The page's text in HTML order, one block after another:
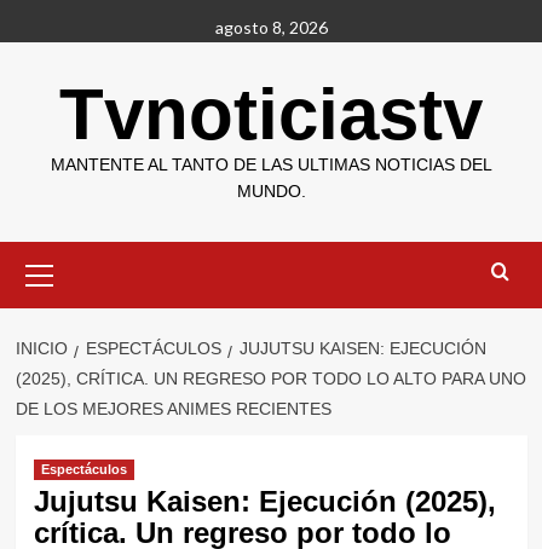
al
agosto 8, 2026
Tvnoticiastv
MANTENTE AL TANTO DE LAS ULTIMAS NOTICIAS DEL
MUNDO.
primario
INICIO ESPECTÁCULOS
JUJUTSU KAISEN: EJECUCIÓN
(2025), CRÍTICA. UN REGRESO POR TODO LO ALTO PARA UNO
DE LOS MEJORES ANIMES RECIENTES
Espectáculos
Jujutsu Kaisen: Ejecución (2025),
crítica. Un regreso por todo lo